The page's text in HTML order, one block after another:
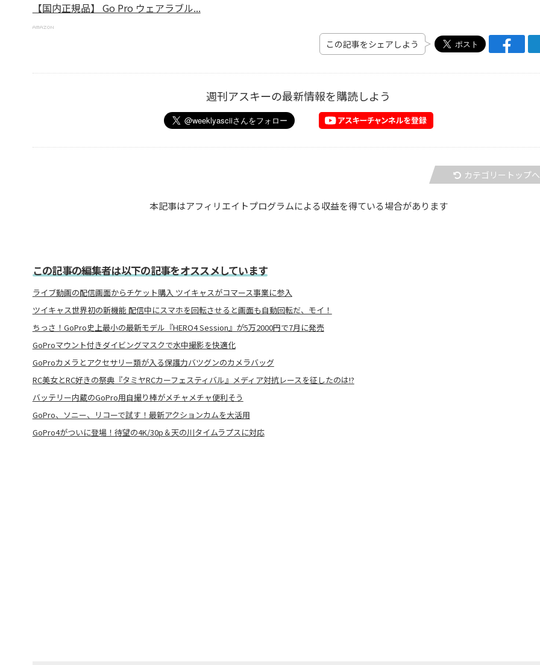
【国内正規品】 Go Pro ウェアラブル...
この記事をシェアしよう
週刊アスキーの最新情報を購読しよう
カテゴリートップへ
本記事はアフィリエイトプログラムによる収益を得ている場合があります
この記事の編集者は以下の記事をオススメしています
ライブ動画の配信画面からチケット購入 ツイキャスがコマース事業に参入
ツイキャス世界初の新機能 配信中にスマホを回転させると画面も自動回転だ、モイ！
ちっさ！GoPro史上最小の最新モデル『HERO4 Session』が5万2000円で7月に発売
GoProマウント付きダイビングマスクで水中撮影を快適化
GoProカメラとアクセサリー類が入る保護力バツグンのカメラバッグ
RC美女とRC好きの祭典『タミヤRCカーフェスティバル』メディア対抗レースを征したのは!?
バッテリー内蔵のGoPro用自撮り棒がメチャメチャ便利そう
GoPro、ソニー、リコーで試す！最新アクションカムを大活用
GoPro4がついに登場！待望の4K/30p＆天の川タイムラプスに対応